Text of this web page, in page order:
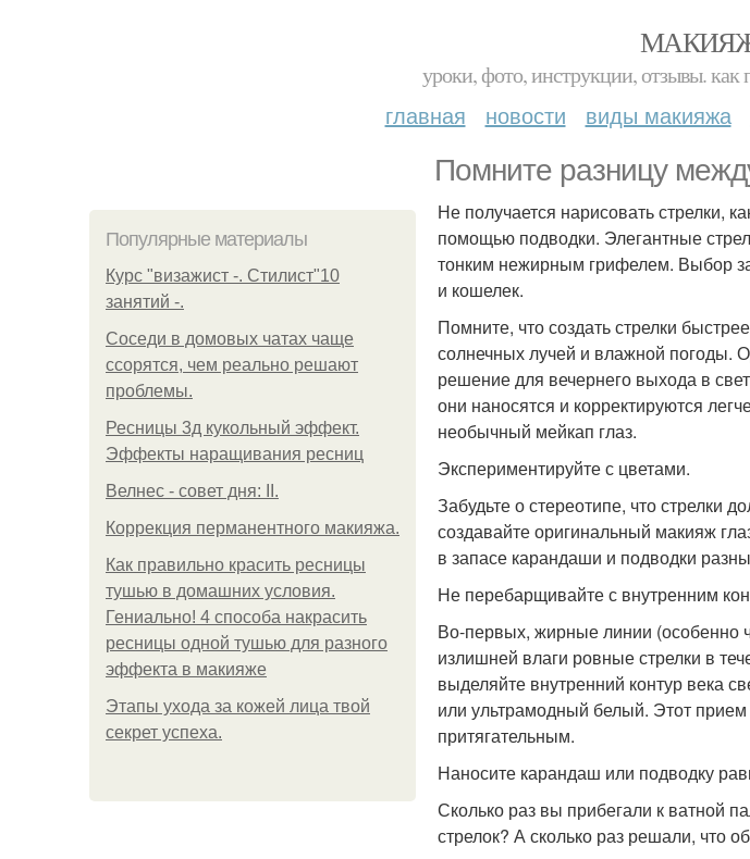
уроки, фото, инструкции, отзывы. как
главная новости виды макияжа
Помните разницу
Популярные материалы
Курс "визажист -. Стилист"10
занятий -.
Соседи в домовых чатах чаще
ссорятся, чем реально решают
проблемы.
Ресницы 3д кукольный эффект.
Эффекты наращивания ресниц
Велнес - совет дня: II.
Коррекция перманентного макияжа.
Как правильно красить ресницы
тушью в домашних условия.
Гениально! 4 способа накрасить
ресницы одной тушью для разного
эффекта в макияже
Этапы ухода за кожей лица твой
секрет успеха.
Не получается нарисовать стрелки,
помощью подводки. Элегантные
тонким нежирным грифелем. Выбор
и кошелек.
Помните, что создать стрелки
солнечных лучей и влажной погоды.
решение для вечернего выхода в
они наносятся и корректируются
необычный мейкап глаз.
Экспериментируйте с цветами.
Забудьте о стереотипе, что
создавайте оригинальный макияж
в запасе карандаши и подводки
Не перебарщивайте с внутренним
Во-первых, жирные линии (особенно
излишней влаги ровные стрелки в
выделяйте внутренний контур века
или ультрамодный белый. Этот прием
притягательным.
Наносите карандаш или подводку
Сколько раз вы прибегали к ватной
стрелок? А сколько раз решали, что